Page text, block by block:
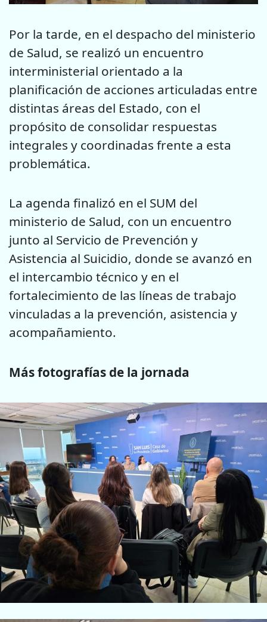
Por la tarde, en el despacho del ministerio
de Salud, se realizó un encuentro
interministerial orientado a la
planificación de acciones articuladas entre
distintas áreas del Estado, con el
propósito de consolidar respuestas
integrales y coordinadas frente a esta
problemática.
La agenda finalizó en el SUM del
ministerio de Salud, con un encuentro
junto al Servicio de Prevención y
Asistencia al Suicidio, donde se avanzó en
el intercambio técnico y en el
fortalecimiento de las líneas de trabajo
vinculadas a la prevención, asistencia y
acompañamiento.
Más fotografías de la jornada